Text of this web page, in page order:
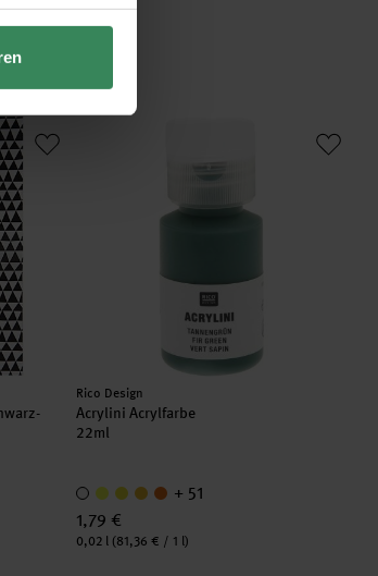
schwarz-weiß 30x42cm
Hersteller:
Rico Design
Acrylini Acrylfarbe
22ml
+ 51
1,79 €
Inhalt:
0,02 l (81,36 € / 1 l)